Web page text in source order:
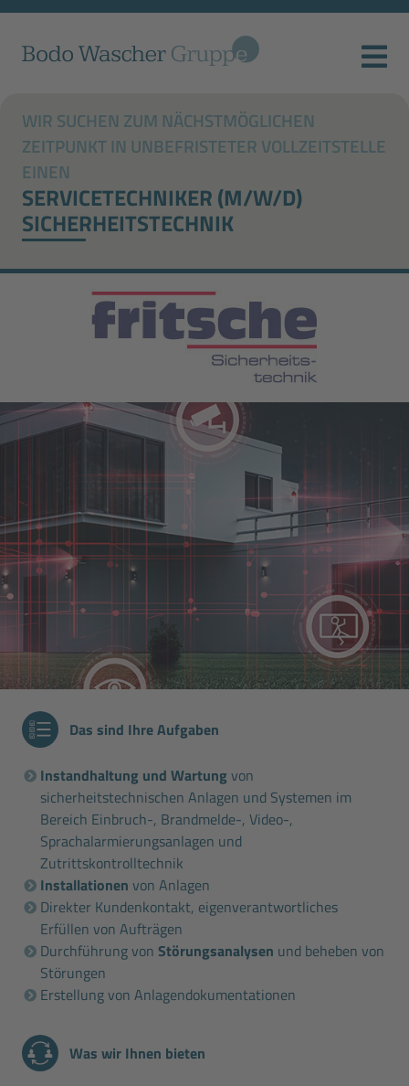
WIR SUCHEN ZUM NÄCHSTMÖGLICHEN
ZEITPUNKT IN UNBEFRISTETER VOLLZEITSTELLE
EINEN
SERVICETECHNIKER (M/W/D)
SICHERHEITSTECHNIK
Das sind Ihre Aufgaben
Instandhaltung und Wartung von
sicherheitstechnischen Anlagen und Systemen im
Bereich Einbruch-, Brandmelde-, Video-,
Sprachalarmierungsanlagen und
Zutrittskontrolltechnik
Installationen von Anlagen
Direkter Kundenkontakt, eigenverantwortliches
Erfüllen von Aufträgen
Durchführung von Störungsanalysen und beheben von
Störungen
Erstellung von Anlagendokumentationen
Was wir Ihnen bieten